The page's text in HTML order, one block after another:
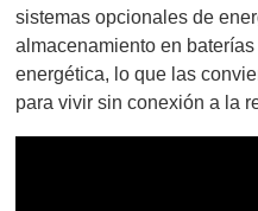
sistemas opcionales de
almacenamiento en
energética, lo que las
para vivir sin conexión a la